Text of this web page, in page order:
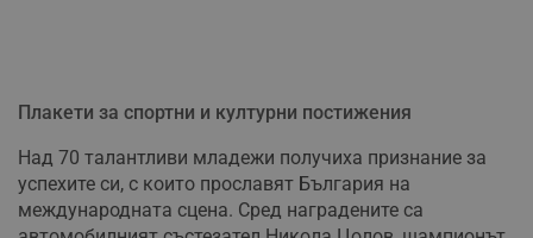
Плакети за спортни и културни постижения
Над 70 талантливи младежи получиха признание за
успехите си, с които прославят България на
международната сцена. Сред наградените са